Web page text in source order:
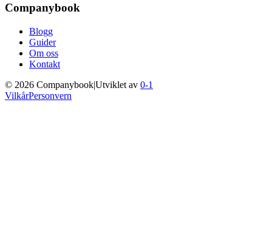
Companybook
Blogg
Guider
Om oss
Kontakt
© 2026 Companybook|Utviklet av 0-1
VilkårPersonvern